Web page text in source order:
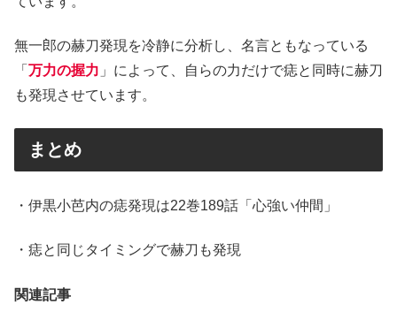
無一郎の赫刀発現を冷静に分析し、名言ともなっている
「 万力の握力 」によって、自らの力だけで痣と同時に赫刀
も発現させています。
まとめ
・伊黒小芭内の痣発現は22巻189話「心強い仲間」
・痣と同じタイミングで赫刀も発現
関連記事